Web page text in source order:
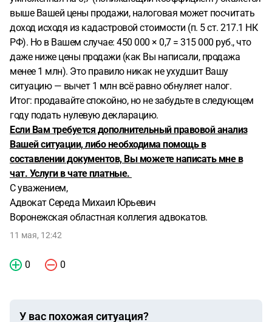
выше Вашей цены продажи, налоговая может посчитать
доход исходя из кадастровой стоимости (п. 5 ст. 217.1 НК
РФ). Но в Вашем случае: 450 000 × 0,7 = 315 000 руб., что
даже ниже цены продажи (как Вы написали, продажа
менее 1 млн). Это правило никак не ухудшит Вашу
ситуацию — вычет 1 млн всё равно обнуляет налог.
Итог: продавайте спокойно, но не забудьте в следующем
году подать нулевую декларацию.
Если Вам требуется дополнительный правовой анализ
Вашей ситуации, либо необходима помощь в
составлении документов, Вы можете написать мне в
чат. Услуги в чате платные.
С уважением,
Адвокат Середа Михаил Юрьевич
Воронежская областная коллегия адвокатов.
11 мая, 12:42
0 0
У вас похожая ситуация?